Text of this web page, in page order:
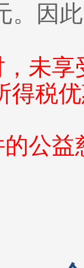
。因
未
得税
公